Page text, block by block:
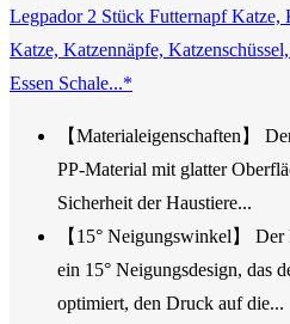
Legpador 2 Stück Futternapf Katze,
Katze, Katzennäpfe,
Essen Schale...*
【Materialeigenschaften】
PP-Material mit glatter
Sicherheit der Haustiere...
【15° Neigungswinkel】
ein 15° Neigungsdesign, das
optimiert, den Druck auf die...